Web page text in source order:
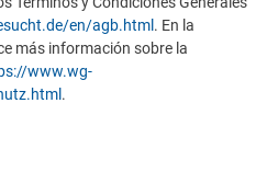
en/agb.html . En la
más información sobre la
www.wg-
.